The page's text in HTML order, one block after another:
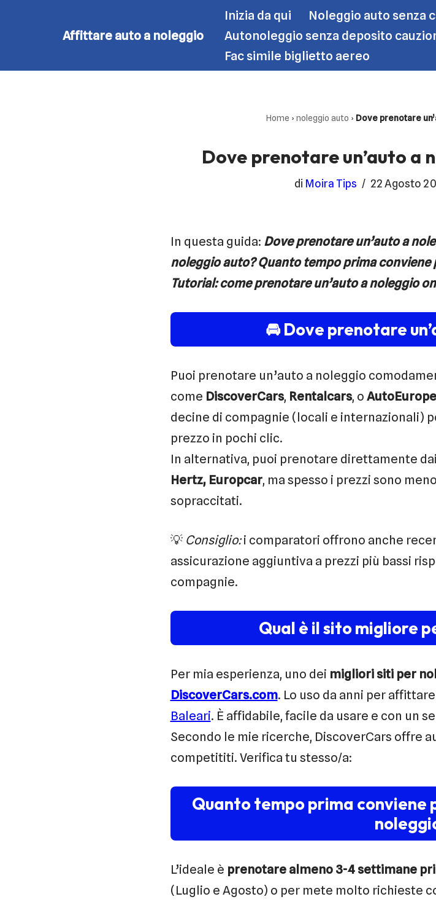
Affittare auto a noleggio
Inizia da qui
Noleggio auto senza
Autonoleggio senza deposito
Fac simile biglietto aereo
Home › noleggio auto › Dove prenotare
Dove prenotare un’auto a
di Moira Tips 22 Agosto
In questa guida: Dove prenotare un’auto a
noleggio auto? Quanto tempo prima
Tutorial: come prenotare un’auto a noleggio
🚘 Dove prenotare
Puoi prenotare un’auto a noleggio
come DiscoverCars, Rentalcars, o AutoEurope
decine di compagnie (locali e internazionali)
prezzo in pochi clic.
In alternativa, puoi prenotare direttamente
Hertz, Europcar, ma spesso i prezzi sono
sopraccitati.
💡 Consiglio:i comparatori offrono anche
assicurazione aggiuntiva a prezzi più bassi
compagnie.
Qual è il sito migliore
Per mia esperienza, uno dei migliori siti per
DiscoverCars.com. Lo uso da anni per
Baleari. È affidabile, facile da usare e con un
Secondo le mie ricerche, DiscoverCars offre
competititi. Verifica tu stesso/a:
Quanto tempo prima conviene
L’ideale è prenotare almeno 3-4 settimane
(Luglio e Agosto) o per mete molto richieste